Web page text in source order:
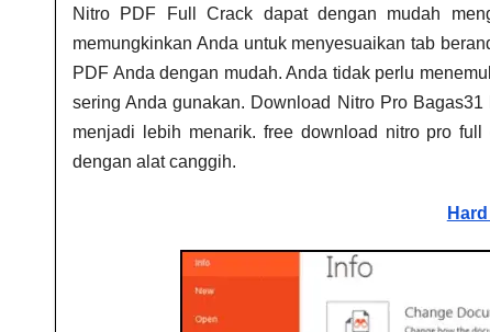
Nitro PDF Full Crack dapat dengan mudah
memungkinkan Anda untuk menyesuaikan tab
PDF Anda dengan mudah. Anda tidak perlu
sering Anda gunakan. Download Nitro Pro
menjadi lebih menarik. free download nitro pro full
dengan alat canggih.